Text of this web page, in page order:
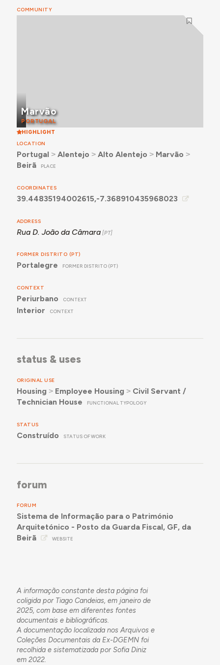
COMMUNITY
Marvão
PORTUGAL
HIGHLIGHT
LOCATION
Portugal ˃ Alentejo ˃ Alto Alentejo ˃ Marvão ˃
Beirã
PLACE
COORDINATES
39.44835194002615,-7.368910435968023
ADDRESS
Rua D. João da Câmara
FORMER DISTRITO (PT)
Portalegre FORMER DISTRITO (PT)
CONTEXT
Periurbano CONTEXT
Interior CONTEXT
status & uses
ORIGINAL USE
Housing ˃ Employee Housing ˃ Civil Servant /
Technician House
FUNCTIONAL TYPOLOGY
STATUS
Construído STATUS OF WORK
forum
FORUM
Sistema de Informação para o Património
Arquitetónico - Posto da Guarda Fiscal, GF, da
Beirã
WEBSITE
A informação constante desta página foi
coligida por Tiago Candeias, em janeiro de
2025, com base em diferentes fontes
documentais e bibliográficas.
A documentação localizada nos Arquivos e
Coleções Documentais da Ex-DGEMN foi
recolhida e sistematizada por Sofia Diniz
em 2022.